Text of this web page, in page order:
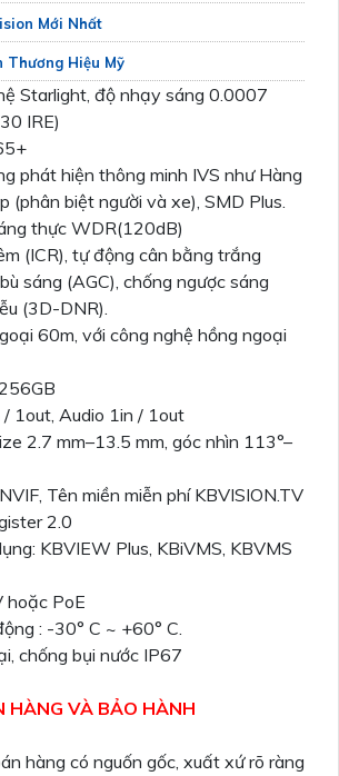
Mới Nhất
Thương Hiệu Mỹ
Starlight, độ nhạy sáng 0.0007
IRE)
phát hiện thông minh IVS như Hàng
(phân biệt người và xe), SMD Plus.
thực WDR(120dB)
(ICR), tự động cân bằng trắng
sáng (AGC), chống ngược sáng
(3D-DNR).
60m, với công nghệ hồng ngoại
/ 1out, Audio 1in / 1out
2.7 mm–13.5 mm, góc nhìn 113°–
Tên miền miễn phí KBVISION.TV
2.0
KBVIEW Plus, KBiVMS, KBVMS
hoặc PoE
: -30° C ~ +60° C.
chống bụi nước IP67
HÀNG VÀ BẢO HÀNH
hàng có nguốn gốc, xuất xứ rõ ràng